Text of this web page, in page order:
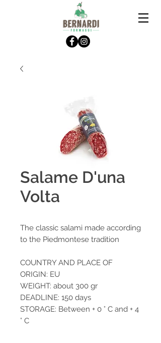
Salame D'una
Volta
The classic salami made according
to the Piedmontese tradition
COUNTRY AND PLACE OF
ORIGIN: EU
WEIGHT: about 300 gr
DEADLINE: 150 days
STORAGE: Between + 0 ° C and + 4
° C